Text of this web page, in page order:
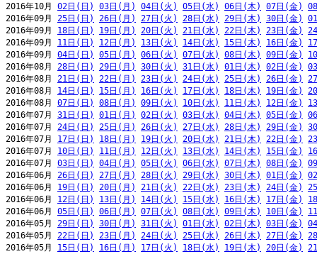
2016年10月 02日(日) 03日(月) 04日(火) 05日(水) 06日(木) 07日(金)
2016年09月 25日(日) 26日(月) 27日(火) 28日(水) 29日(木) 30日(金)
2016年09月 18日(日) 19日(月) 20日(火) 21日(水) 22日(木) 23日(金)
2016年09月 11日(日) 12日(月) 13日(火) 14日(水) 15日(木) 16日(金)
2016年09月 04日(日) 05日(月) 06日(火) 07日(水) 08日(木) 09日(金)
2016年08月 28日(日) 29日(月) 30日(火) 31日(水) 01日(木) 02日(金)
2016年08月 21日(日) 22日(月) 23日(火) 24日(水) 25日(木) 26日(金)
2016年08月 14日(日) 15日(月) 16日(火) 17日(水) 18日(木) 19日(金)
2016年08月 07日(日) 08日(月) 09日(火) 10日(水) 11日(木) 12日(金)
2016年07月 31日(日) 01日(月) 02日(火) 03日(水) 04日(木) 05日(金)
2016年07月 24日(日) 25日(月) 26日(火) 27日(水) 28日(木) 29日(金)
2016年07月 17日(日) 18日(月) 19日(火) 20日(水) 21日(木) 22日(金)
2016年07月 10日(日) 11日(月) 12日(火) 13日(水) 14日(木) 15日(金)
2016年07月 03日(日) 04日(月) 05日(火) 06日(水) 07日(木) 08日(金)
2016年06月 26日(日) 27日(月) 28日(火) 29日(水) 30日(木) 01日(金)
2016年06月 19日(日) 20日(月) 21日(火) 22日(水) 23日(木) 24日(金)
2016年06月 12日(日) 13日(月) 14日(火) 15日(水) 16日(木) 17日(金)
2016年06月 05日(日) 06日(月) 07日(火) 08日(水) 09日(木) 10日(金)
2016年05月 29日(日) 30日(月) 31日(火) 01日(水) 02日(木) 03日(金)
2016年05月 22日(日) 23日(月) 24日(火) 25日(水) 26日(木) 27日(金)
2016年05月 15日(日) 16日(月) 17日(火) 18日(水) 19日(木) 20日(金)